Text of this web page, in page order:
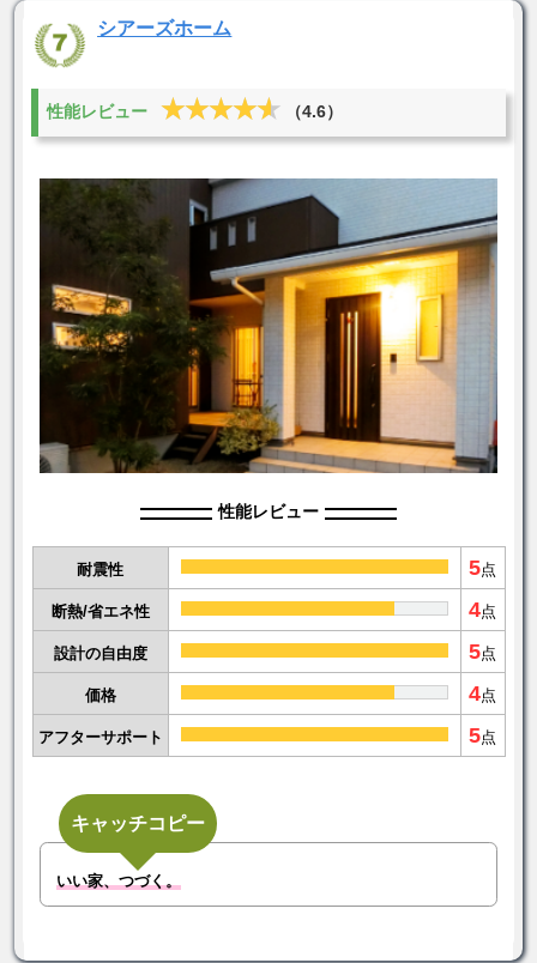
シアーズホーム
性能レビュー ★★★★★
★★★★★ （4.6）
性能レビュー
耐震性 5点
断熱/省エネ性 4点
設計の自由度 5点
価格 4点
アフターサポート 5点
キャッチコピー
いい家、つづく。